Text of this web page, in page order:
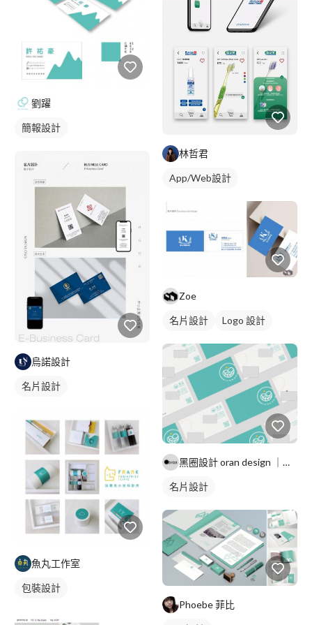
劉躍
簡報設計
烏諾設計
名片設計
魚丸工作室
包裝設計
林哲君
App/Web設計
Zoe
名片設計 Logo 設計
黑圈設計 oran design ｜品牌、印刷品、插畫、UI
名片設計
Phoebe 菲比